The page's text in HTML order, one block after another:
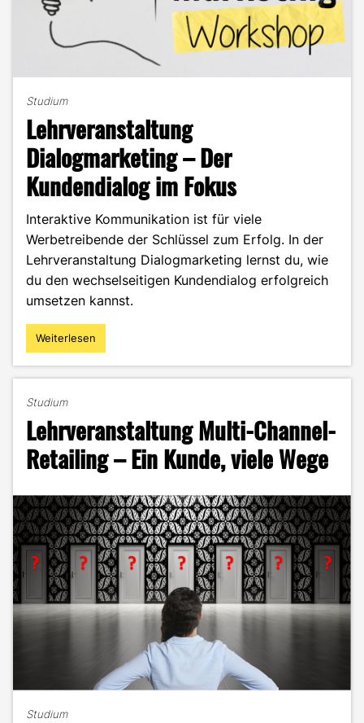
Studium
Lehrveranstaltung
Dialogmarketing – Der
Kundendialog im Fokus
Interaktive Kommunikation ist für viele
Werbetreibende der Schlüssel zum Erfolg. In der
Lehrveranstaltung Dialogmarketing lernst du, wie
du den wechselseitigen Kundendialog erfolgreich
umsetzen kannst.
"Lehrveranstaltung
Dialogmarketing
Kundendialog
im
Fokus"
Weiterlesen
Studium
Lehrveranstaltung Multi-Channel-
Retailing – Ein Kunde, viele Wege
Studium